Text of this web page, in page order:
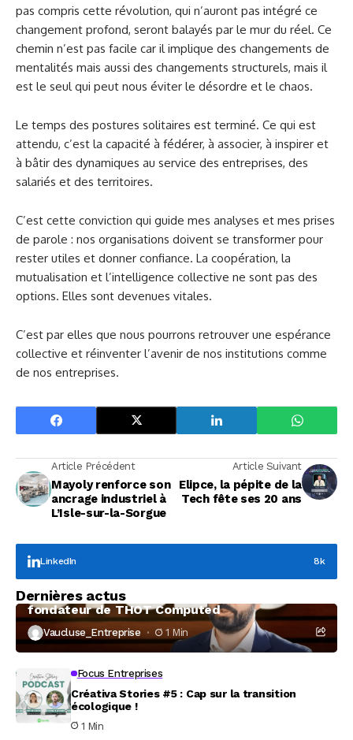
pas compris cette révolution, qui n’auront pas intégré ce
changement profond, seront balayés par le mur du réel. Ce
chemin n’est pas facile car il implique des changements de
mentalités mais aussi des changements structurels, mais il
est le seul qui peut nous éviter le désordre et le chaos.
Le temps des postures solitaires est terminé. Ce qui est
attendu, c’est la capacité à fédérer, à associer, à inspirer et
à bâtir des dynamiques au service des entreprises, des
salariés et des territoires.
C’est cette conviction qui guide mes analyses et mes prises
de parole : nos organisations doivent se transformer pour
rester utiles et donner confiance. La coopération, la
mutualisation et l’intelligence collective ne sont pas des
options. Elles sont devenues vitales.
C’est par elles que nous pourrons retrouver une espérance
collective et réinventer l’avenir de nos institutions comme
de nos entreprises.
Article Précédent
Mayoly renforce son
ancrage industriel à
L’Isle-sur-la-Sorgue
Article Suivant
Elipce, la pépite de la
Tech fête ses 20 ans
LinkedIn 8k
Dernières actus
À la rencontre de Christophe Coeffier, dirigeant
fondateur de THOT Computed
Vaucluse_Entreprise 1 Min
Focus Entreprises
Créativa Stories #5 : Cap sur la transition
écologique !
1 Min